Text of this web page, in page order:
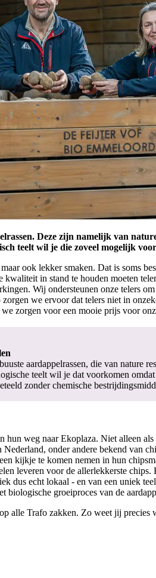
Deze zijn namelijk van
teelt wil je die zoveel mogelijk
ook lekker smaken. Dat is soms
in stand te houden moeten
Wij ondersteunen onze telers
we ervoor dat telers niet in
zorgen voor een mooie prijs voor
aardappelrassen, die van nature
teelt wil je dat voorkomen
zonder chemische
hun weg naar Ekoplaza. Niet alleen
onder andere bekend van
kijkje te komen nemen in hun
leveren voor de allerlekkerste
dus echt lokaal - en van een uniek
groeiproces van de
alle Trafo zakken. Zo weet jij